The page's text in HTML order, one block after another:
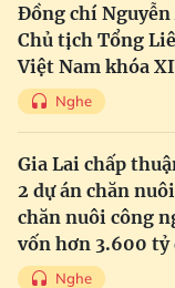
Đồng chí Nguyễn
Chủ tịch Tổng
Việt Nam khóa
Nghe
Gia Lai chấp
2 dự án chăn
chăn nuôi công
vốn hơn 3.600 tỷ
Nghe